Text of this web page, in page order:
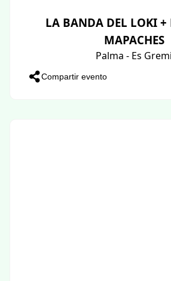
LA BANDA DEL LOKI +
MAPACHES
Palma - Es Gremi
Compartir evento